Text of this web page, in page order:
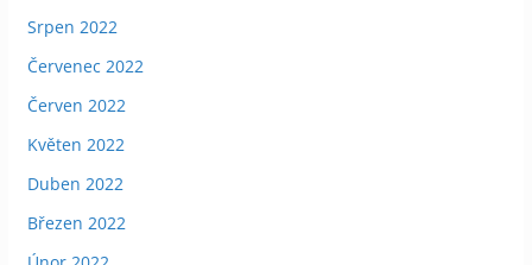
Srpen 2022
Červenec 2022
Červen 2022
Květen 2022
Duben 2022
Březen 2022